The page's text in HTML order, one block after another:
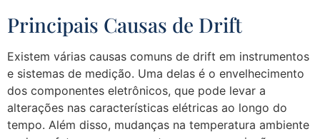
Principais Causas de Drift
Existem várias causas comuns de drift em instrumentos
e sistemas de medição. Uma delas é o envelhecimento
dos componentes eletrônicos, que pode levar a
alterações nas características elétricas ao longo do
tempo. Além disso, mudanças na temperatura ambiente